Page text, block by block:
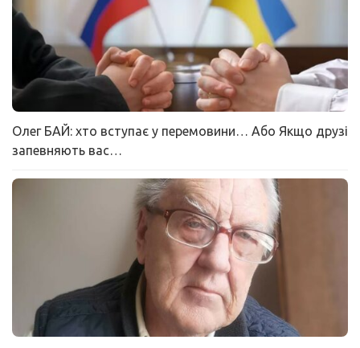
Олег БАЙ: хто вступає у перемовини… Або Якщо друзі
запевняють вас…